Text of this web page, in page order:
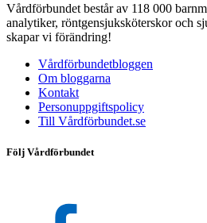
Vårdförbundet består av 118 000
analytiker, röntgensjuksköterskor och
skapar vi förändring!
Vårdförbundetbloggen
Om bloggarna
Kontakt
Personuppgiftspolicy
Till Vårdförbundet.se
Följ Vårdförbundet